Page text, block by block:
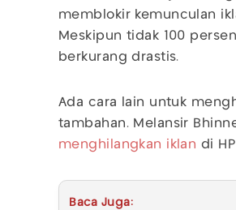
memblokir kemunculan
Meskipun tidak 100
berkurang drastis.
Ada cara lain untuk
tambahan. Melansir
menghilangkan iklan di
Baca Juga: